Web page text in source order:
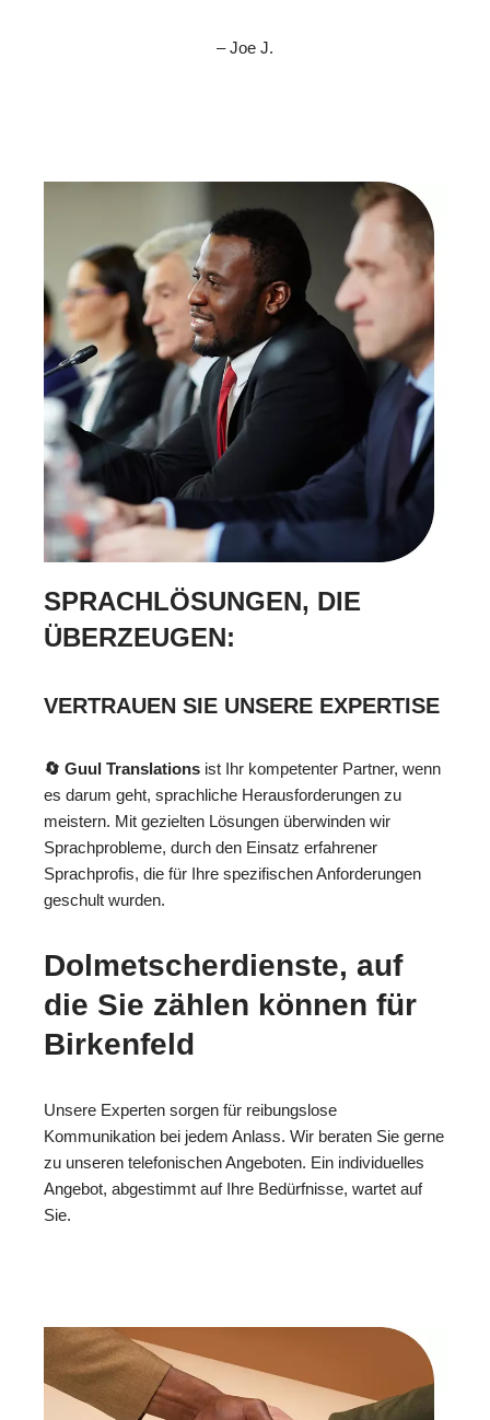
– Joe J.
SPRACHLÖSUNGEN, DIE
ÜBERZEUGEN:
VERTRAUEN SIE UNSERE EXPERTISE
🔄 Guul Translations ist Ihr kompetenter Partner, wenn
es darum geht, sprachliche Herausforderungen zu
meistern. Mit gezielten Lösungen überwinden wir
Sprachprobleme, durch den Einsatz erfahrener
Sprachprofis, die für Ihre spezifischen Anforderungen
geschult wurden.
Dolmetscherdienste, auf
die Sie zählen können für
Birkenfeld
Unsere Experten sorgen für reibungslose
Kommunikation bei jedem Anlass. Wir beraten Sie gerne
zu unseren telefonischen Angeboten. Ein individuelles
Angebot, abgestimmt auf Ihre Bedürfnisse, wartet auf
Sie.